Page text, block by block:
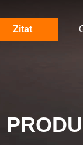
Zitat